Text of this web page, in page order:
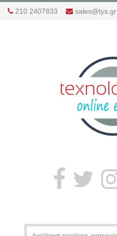
210 2407833 sales@tys.gr